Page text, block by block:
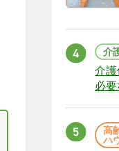
介
介
必
高
ハ